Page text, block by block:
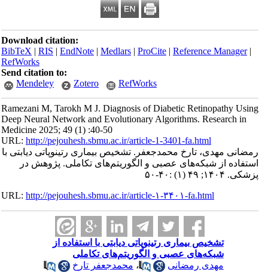
Download citation:
BibTeX|RIS|EndNote|Medlars|ProCite|Reference Manager
RefWorks
Send citation to:
Mendeley
Zotero RefWorks
Ramezani M, Tarokh M J. Diagnosis of Diabetic Retinopathy Using
Deep Neural Network and Evolutionary Algorithms. Research in
Medicine 2025; 49 (1) :40-50
URL:http://pejouhesh.sbmu.ac.ir/article-1-3401-fa.html
رمضانی مهدی، تارخ محمدجعفر. تشخیص بیماری رتینوپاتی دیابتی با
استفاده از شبکه‌های عصبی و الگوریتم‌های تکاملی. پژوهش در
پزشکی. ۱۴۰۴; ۴۹ (۱) :۴۰-۵۰
URL:http://pejouhesh.sbmu.ac.ir/article-۱-۳۴۰۱-fa.html
تشخیص بیماری رتینوپاتی دیابتی با استفاده از
شبکه‌های عصبی و الگوریتم‌های تکاملی
مهدی رمضانی
،محمدجعفر تارخ